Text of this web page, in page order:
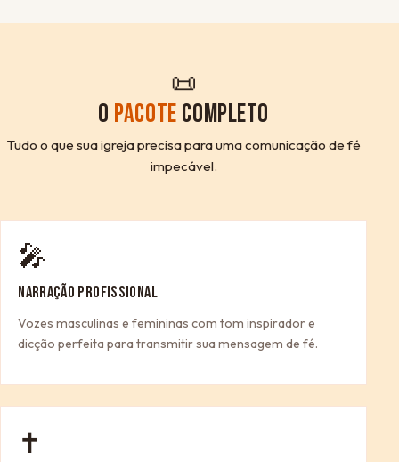
📜
O PACOTE COMPLETO
Tudo o que sua igreja precisa para uma comunicação de fé
impecável.
🎤
NARRAÇÃO PROFISSIONAL
Vozes masculinas e femininas com tom inspirador e
dicção perfeita para transmitir sua mensagem de fé.
✝